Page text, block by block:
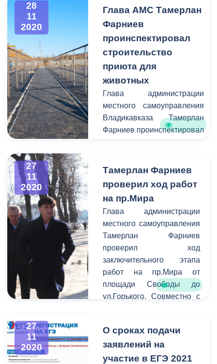
28
11
2020
Глава АМС Тамерлан
Фарниев
проинспектировал
строительство
приюта для
животных
Глава администрации
местного самоуправления
Владикавказа Тамерлан
Фарниев проинспектировал
Питомник расположится на
района города. Вместе с
градоначальником объект
строительства посетил
заместитель главы АМС -
начальник Управления по
строительству Заурбек
Беслекоев.
27
11
2020
Тамерлан Фарниев
проверил ход работ
на пр.Мира
Глава администрации
местного самоуправления
Тамерлан Фарниев
проверил ход
заключительного этапа
работ на пр.Мира от
площади Свободы до
ул.Горького. Совместно с
Владикавказ Заурбеком
Беслекоевым и главным
архитектором города
27
11
2020
О сроках подачи
заявлений на
участие в ЕГЭ 2021